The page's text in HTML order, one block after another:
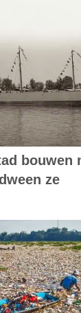
bouwen
ze